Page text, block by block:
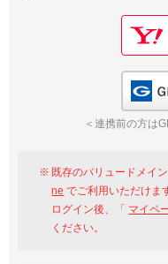
Google
GMO ID
※Amazon
Google
GMO ID
＜連携前の方は
既存のバリュードメイ
ne でご利用いただけま
ログイン後、「 マイペ
ください。